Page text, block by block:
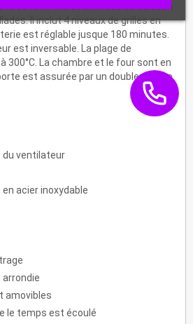
Il inclut 4 niveaux de grilles en
est réglable jusque 180 minutes.
est inversable. La plage de
300°C. La chambre et le four sont en
est assurée par un double vitrage.
du ventilateur
acier inoxydable
arrondie
amovibles
le temps est écoulé